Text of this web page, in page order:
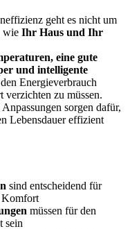
geht es nicht um
wie Ihr Haus und Ihr
eine gute
und intelligente
Energieverbrauch
zu müssen.
sorgen dafür,
Lebensdauer effizient
sind entscheidend für
Komfort
müssen für den
sein